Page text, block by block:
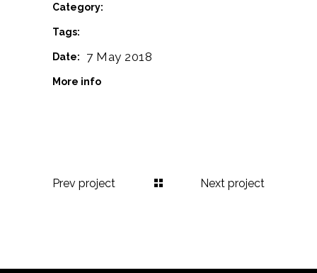
Category:
Tags:
Date: 7 May 2018
More info
Prev project Next project